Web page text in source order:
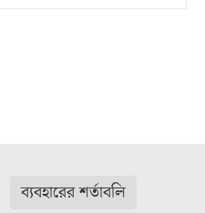
ব্যবহারের শর্তাবলি